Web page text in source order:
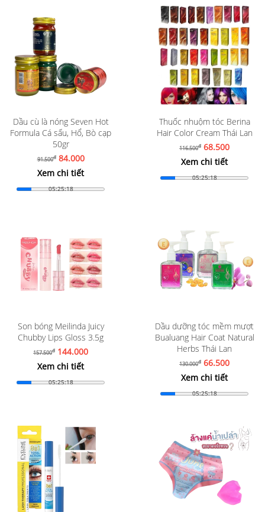
Dầu cù là nóng Seven Hot
Formula Cá sấu, Hổ, Bò cạp
50gr
91.500đ84.000
Xem chi tiết
05:25:16
Thuốc nhuộm tóc Berina
Hair Color Cream Thái Lan
116.500đ 68.500
Xem chi tiết
05:25:16
Son bóng Meilinda Juicy
Chubby Lips Gloss 3.5g
157.500đ 144.000
Xem chi tiết
05:25:16
Dầu dưỡng tóc mềm mượt
Bualuang Hair Coat Natural
Herbs Thái Lan
130.000đ 66.500
Xem chi tiết
05:25:16